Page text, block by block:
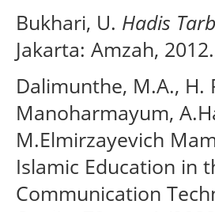
Bukhari, U. Hadis
Jakarta: Amzah, 2012.
Dalimunthe, M.A., H.
Manoharmayum,
M.Elmirzayevich
Islamic Education in
Communication